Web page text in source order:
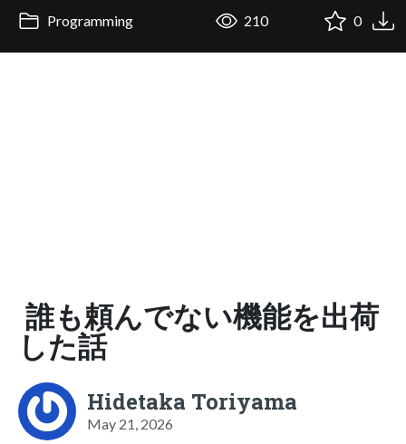
Programming 210 0
誰も頼んでない機能を出荷
した話
Hidetaka Toriyama
May 21, 2026